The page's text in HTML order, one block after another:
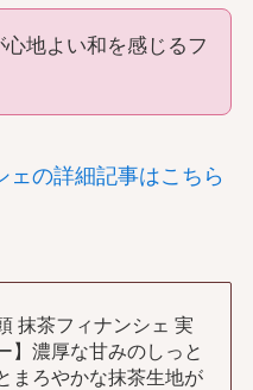
心地よい和を感じるフ
の詳細記事はこちら
抹茶フィナンシェ 実
】濃厚な甘みのしっと
まろやかな抹茶生地が